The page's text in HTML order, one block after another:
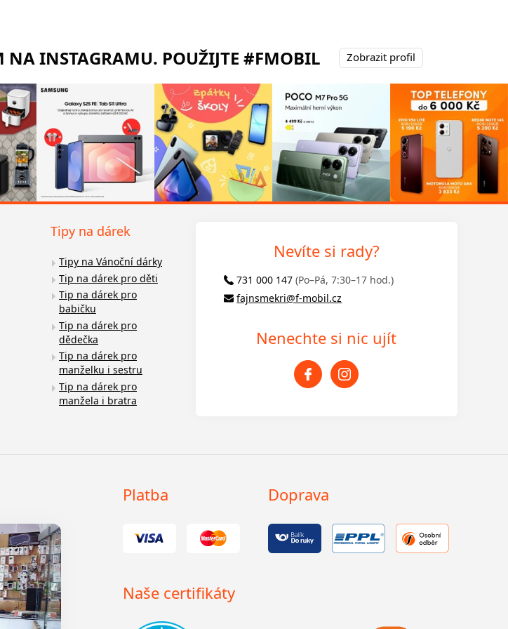
NA INSTAGRAMU. POUŽIJTE #FMOBIL Zobrazit profil
Tipy na dárek
Tipy na Vánoční dárky
Tip na dárek pro děti
Tip na dárek pro
babičku
Tip na dárek pro
dědečka
Tip na dárek pro
manželku i sestru
Tip na dárek pro
manžela i bratra
Nevíte si rady?
731 000 147 (Po–Pá, 7:30–17 hod.)
fajnsmekri@f-mobil.cz
Nenechte si nic ujít
Platba Doprava
Naše certifikáty